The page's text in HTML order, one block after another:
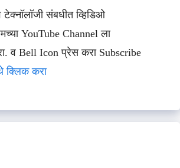
टेक्नॉलॉजी संबधीत व्हिडिओ
YouTube Channel ला
व Bell Icon प्रेस करा Subscribe
क्लिक करा